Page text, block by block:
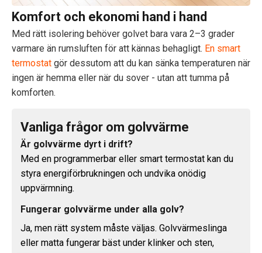
Komfort och ekonomi hand i hand
Med rätt isolering behöver golvet bara vara 2–3 grader
varmare än rumsluften för att kännas behagligt. En smart
termostat gör dessutom att du kan sänka temperaturen när
ingen är hemma eller när du sover - utan att tumma på
komforten.
Vanliga frågor om golvvärme
Är golvvärme dyrt i drift?
Med en programmerbar eller smart termostat kan du
styra energiförbrukningen och undvika onödig
uppvärmning.
Fungerar golvvärme under alla golv?
Ja, men rätt system måste väljas. Golvvärmeslinga
eller matta fungerar bäst under klinker och sten,